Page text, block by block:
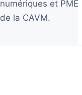
numériques et PME
de la CAVM.